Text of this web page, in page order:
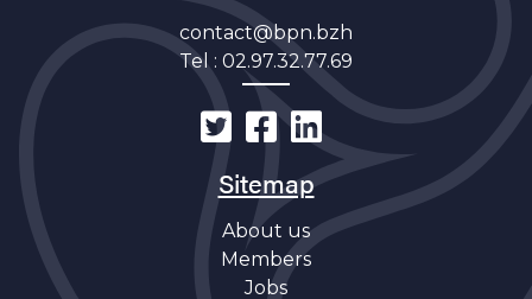
contact@bpn.bzh
Tel : 02.97.32.77.69
Sitemap
About us
Members
Jobs